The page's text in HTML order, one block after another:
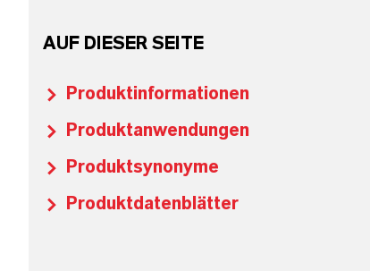
AUF DIESER SEITE
Produktinformationen
Produktanwendungen
Produktsynonyme
Produktdatenblätter